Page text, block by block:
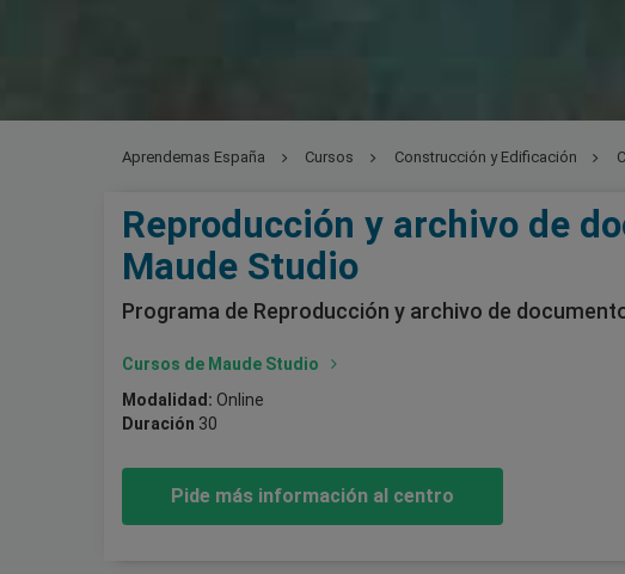
Aprendemas España Cursos Construcción y Edificación
Reproducción y archivo de
Maude Studio
Programa de Reproducción y archivo de
Cursos de Maude Studio
Modalidad: Online
Duración 30
Pide más información al centro